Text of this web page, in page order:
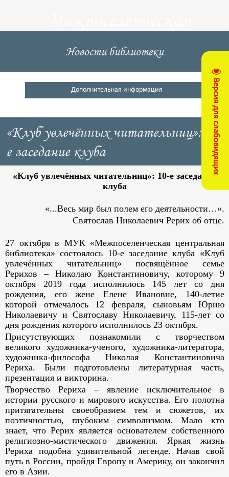
Версия для слабовидящих
центральная
библиотека
Кущевский район
Новости библиотеки
Дополнительная информация
«Клуб увлечённых читательниц»: 10-
е заседание клуба
«Клуб увлечённых читательниц»: 10-е заседание
клуба
«...Весь мир был полем его деятельности…».
Святослав Николаевич Рерих об отце.
27 октября в МУК «Межпоселенческая центральная
библиотека» состоялось 10-е заседание клуба «Клуб
увлечённых читательниц» посвящённое семье
Рерихов – Николаю Константиновичу, которому 9
октября 2019 года исполнилось 145 лет со дня
рождения, его жене Елене Ивановне, 140-летие
которой отмечалось 12 февраля, сыновьям Юрию
Николаевичу и Святославу Николаевичу, 115-лет со
дня рождения которого исполнилось 23 октября.
Присутствующих познакомили с творчеством
великого художника-ученого, художника-литератора,
художника-философа Николая Константиновича
Рериха. Были подготовлены литературная часть,
презентация и викторина.
Творчество Рериха – явление исключительное в
истории русского и мирового искусства. Его полотна
притягательны своеобразием тем и сюжетов, их
поэтичностью, глубоким символизмом. Мало кто
знает, что Рерих является основателем собственного
религиозно-мистического движения. Яркая жизнь
Рериха подобна удивительной легенде. Начав свой
путь в России, пройдя Европу и Америку, он закончил
его в Азии.